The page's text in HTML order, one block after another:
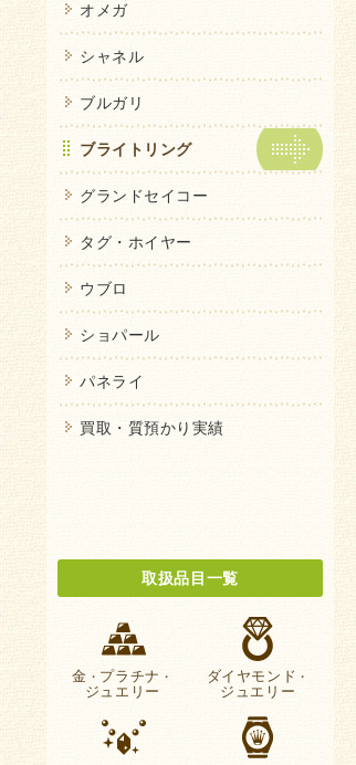
オメガ
シャネル
ブルガリ
ブライトリング
グランドセイコー
タグ・ホイヤー
ウブロ
ショパール
パネライ
買取・質預かり実績
取扱品目一覧
金 ・ プラチナ ・
ジュエリー
ダイヤモンド ・
ジュエリー